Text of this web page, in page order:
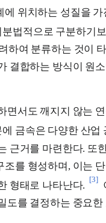
위치하는 성질을
법적으로 구분하기
하여 분류하는 것이
결합하는 방식이 원소
면서도 깨지지 않는
금속은 다양한 산업
근거를 마련한다. 또
를 형성하며, 이는
형태로 나타난다.
[3]
도를 결정하는 중요한